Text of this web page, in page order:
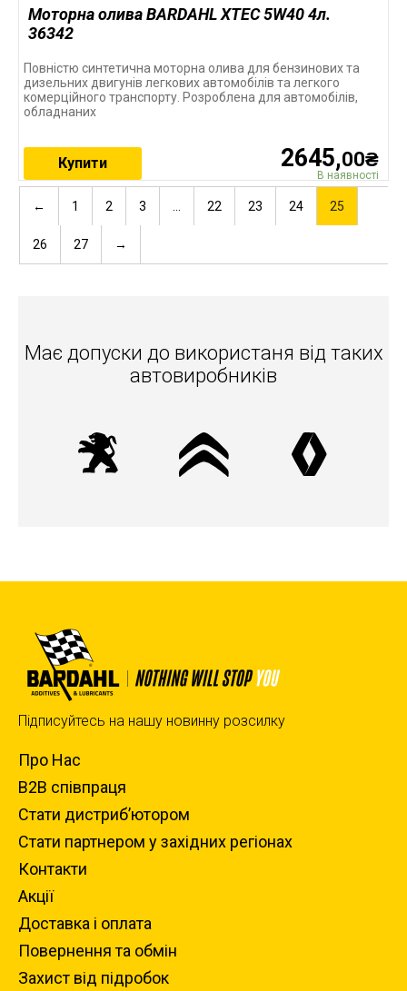
Моторна олива BARDAHL XTEC 5W40 4л.
36342
Повністю синтетична моторна олива для бензинових та
дизельних двигунів легкових автомобілів та легкого
комерційного транспорту. Розроблена для автомобілів,
обладнаних
2645,00₴
В наявності
Купити
← 1 2 3 22 23 24 25
26 27 →
Має допуски до використаня вiд таких
автовиробників
Підписуйтесь на нашу новинну розсилку
Про Нас
B2B співпраця
Стати дистриб’ютором
Стати партнером у західних регіонах
Контакти
Акції
Доставка i оплата
Повернення та обмiн
Захист вiд пiдробок